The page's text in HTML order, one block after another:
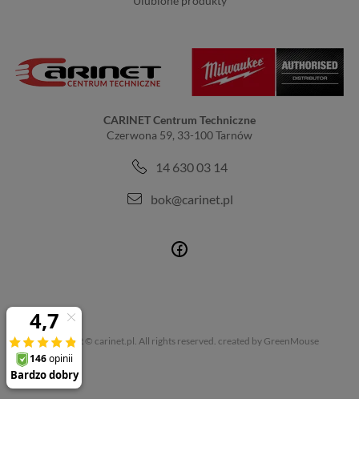
CARINET Centrum Techniczne
Czerwona 59, 33-100 Tarnów
14 630 03 14
bok@carinet.pl
Copyright © carinet.pl. All rights reserved. created by GreenMouse